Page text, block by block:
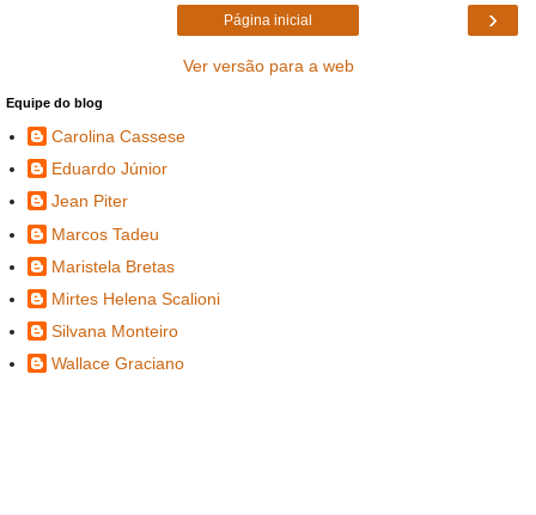
›
Página inicial
Ver versão para a web
Equipe do blog
Carolina Cassese
Eduardo Júnior
Jean Piter
Marcos Tadeu
Maristela Bretas
Mirtes Helena Scalioni
Silvana Monteiro
Wallace Graciano